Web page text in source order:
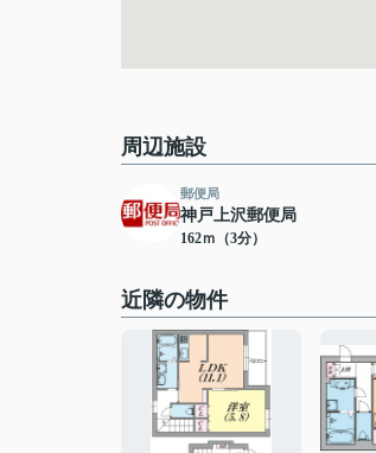
周辺施設
郵便局
神戸上沢郵便局
162ｍ（3分）
近隣の物件